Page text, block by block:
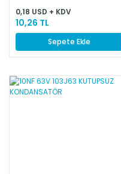
0,18 USD + KDV
10,26 TL
Sepete Ekle